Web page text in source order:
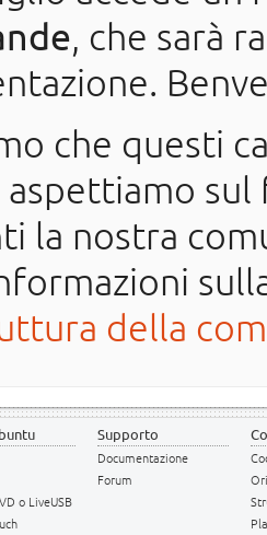
, che sarà
che questi
aspettiamo
la nostra
della
o LiveUSB
Supporto
Documentazione
Forum